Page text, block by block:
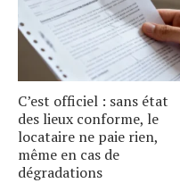
C’est officiel : sans état
des lieux conforme, le
locataire ne paie rien,
même en cas de
dégradations